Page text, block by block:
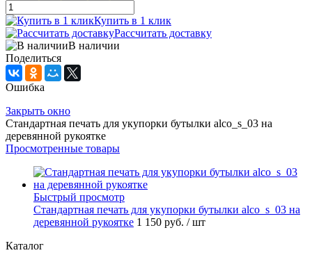
Купить в 1 клик
Рассчитать доставку
В наличии
Поделиться
Ошибка
Закрыть окно
Стандартная печать для укупорки бутылки alco_s_03 на
деревянной рукоятке
Просмотренные товары
Быстрый просмотр
Стандартная печать для укупорки бутылки alco_s_03 на
деревянной рукоятке 1 150 руб. / шт
Каталог